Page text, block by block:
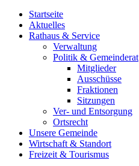
Startseite
Aktuelles
Rathaus & Service
Verwaltung
Politik & Gemeinderat
Mitglieder
Ausschüsse
Fraktionen
Sitzungen
Ver- und Entsorgung
Ortsrecht
Unsere Gemeinde
Wirtschaft & Standort
Freizeit & Tourismus